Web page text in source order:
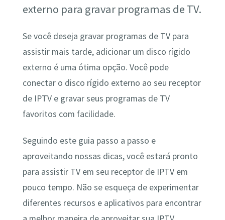
externo para gravar programas de TV.
Se você deseja gravar programas de TV para
assistir mais tarde, adicionar um disco rígido
externo é uma ótima opção. Você pode
conectar o disco rígido externo ao seu receptor
de IPTV e gravar seus programas de TV
favoritos com facilidade.
Seguindo este guia passo a passo e
aproveitando nossas dicas, você estará pronto
para assistir TV em seu receptor de IPTV em
pouco tempo. Não se esqueça de experimentar
diferentes recursos e aplicativos para encontrar